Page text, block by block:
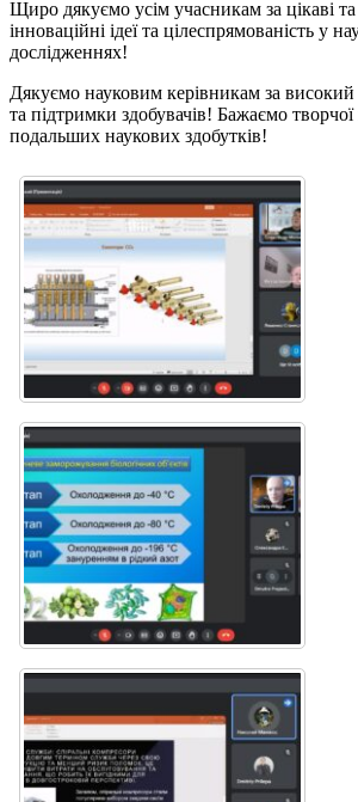
Щиро дякуємо усім учасникам за цікаві та
інноваційні ідеї та цілеспрямованість у
дослідженнях!
Дякуємо науковим керівникам за високий
та підтримки здобувачів! Бажаємо творчої
подальших наукових здобутків!